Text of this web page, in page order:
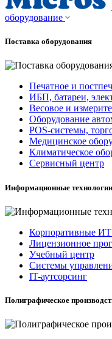
оборудование
Поставка оборудования
Печатное и
ИБП, батареи,
Весовое и
Оборудование
POS-системы,
Медицинское
Климатическое
Сервисный центр
Информационные технологии
Корпоративные
Лицензионное
Учебный центр
Системы
IT-аутсорсинг
Полиграфическое